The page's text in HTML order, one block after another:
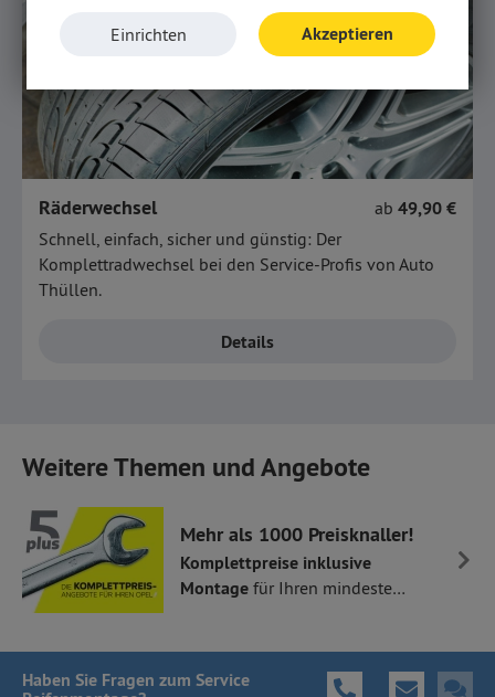
Räderwechsel ab 49,90 €
Schnell, einfach, sicher und günstig: Der
Komplettradwechsel bei den Service-Profis von Auto
Thüllen.
Details
Weitere Themen und Angebote
Mehr als 1000 Preisknaller!
Komplettpreise inklusive
Montage für Ihren mindestens
Haben Sie Fragen zum Service
Einrichten Akzeptieren